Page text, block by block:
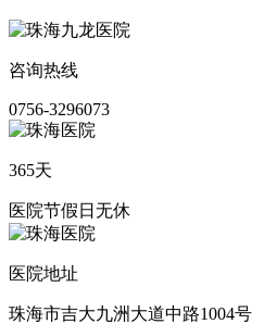
咨询热线
0756-3296073
365天
医院节假日无休
医院地址
珠海市吉大九洲大道中路1004号